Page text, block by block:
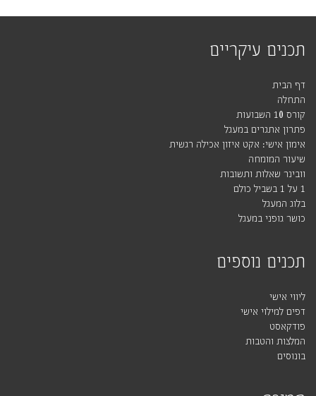
תכנים עיקריים
דף הבית
התחלה
קורס 10 השבועות
פתרון אתגרים במעגל
אימון אישי: אקט איזון אכילה רגשית
שיעור המומחה
וובינר שאלות ותשובות
1 על 1 בשביל כולם
בלוג המעגל
כושר גופני במעגל
תכנים נוספים
ליווי אישי
דפים למילוי אישי
פודקאסט
המלצות והטבות
בונוסים